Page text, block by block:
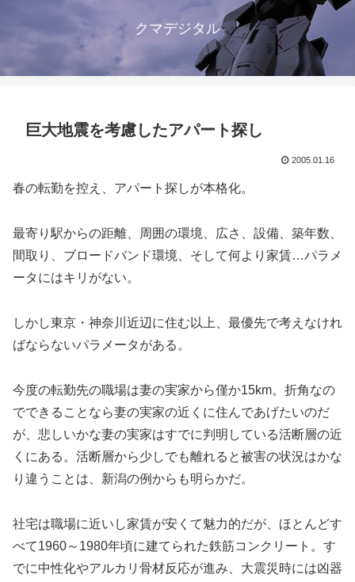
クマデジタル
巨大地震を考慮したアパート探し
2005.01.16
春の転勤を控え、アパート探しが本格化。
最寄り駅からの距離、周囲の環境、広さ、設備、築年数、
間取り、ブロードバンド環境、そして何より家賃…パラメ
ータにはキリがない。
しかし東京・神奈川近辺に住む以上、最優先で考えなけれ
ばならないパラメータがある。
今度の転勤先の職場は妻の実家から僅か15km。折角なの
でできることなら妻の実家の近くに住んであげたいのだ
が、悲しいかな妻の実家はすでに判明している活断層の近
くにある。活断層から少しでも離れると被害の状況はかな
り違うことは、新潟の例からも明らかだ。
社宅は職場に近いし家賃が安くて魅力的だが、ほとんどす
べて1960～1980年頃に建てられた鉄筋コンクリート。す
でに中性化やアルカリ骨材反応が進み、大震災時には凶器